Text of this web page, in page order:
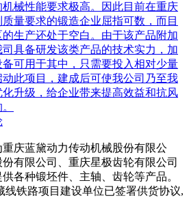
械性能要求极高。因此目前在重庆
量要求的锻造企业屈指可数，而目
生产还处于空白。由于该产品附加
具备研发该类产品的技术实力，加
可用于其中，只需要投入相对少量
此项目，建成后可使我公司乃至我
升级，给企业带来提高效益和抗风
蓝黛动力传动机械股份有限公
有限公司、重庆星极齿轮有限公司
各种锻坯件、主轴、齿轮等产品。
线铁路项目建设单位已签署供货协议,